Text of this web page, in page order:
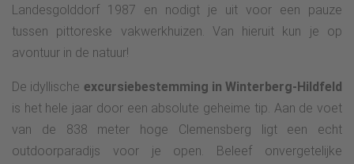
Landesgolddorf 1987 en nodigt je uit voor een pauze
tussen pittoreske vakwerkhuizen. Van hieruit kun je op
avontuur in de natuur!
De idyllische excursiebestemming in Winterberg-Hildfeld
is het hele jaar door een absolute geheime tip. Aan de voet
van de 838 meter hoge Clemensberg ligt een echt
outdoorparadijs voor je open. Beleef onvergetelijke